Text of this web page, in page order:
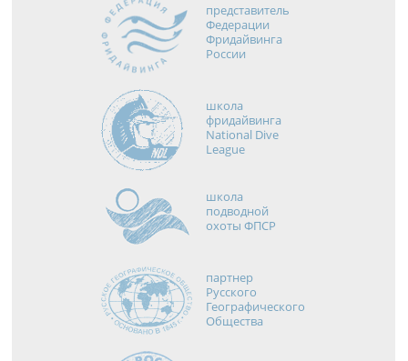
представитель
Федерации
Фридайвинга
России
школа
фридайвинга
National Dive
League
школа
подводной
охоты ФПСР
партнер
Русского
Географического
Общества